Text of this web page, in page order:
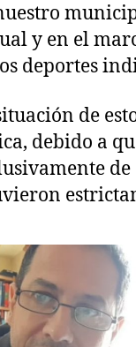
y en el
deportes
de
debido a